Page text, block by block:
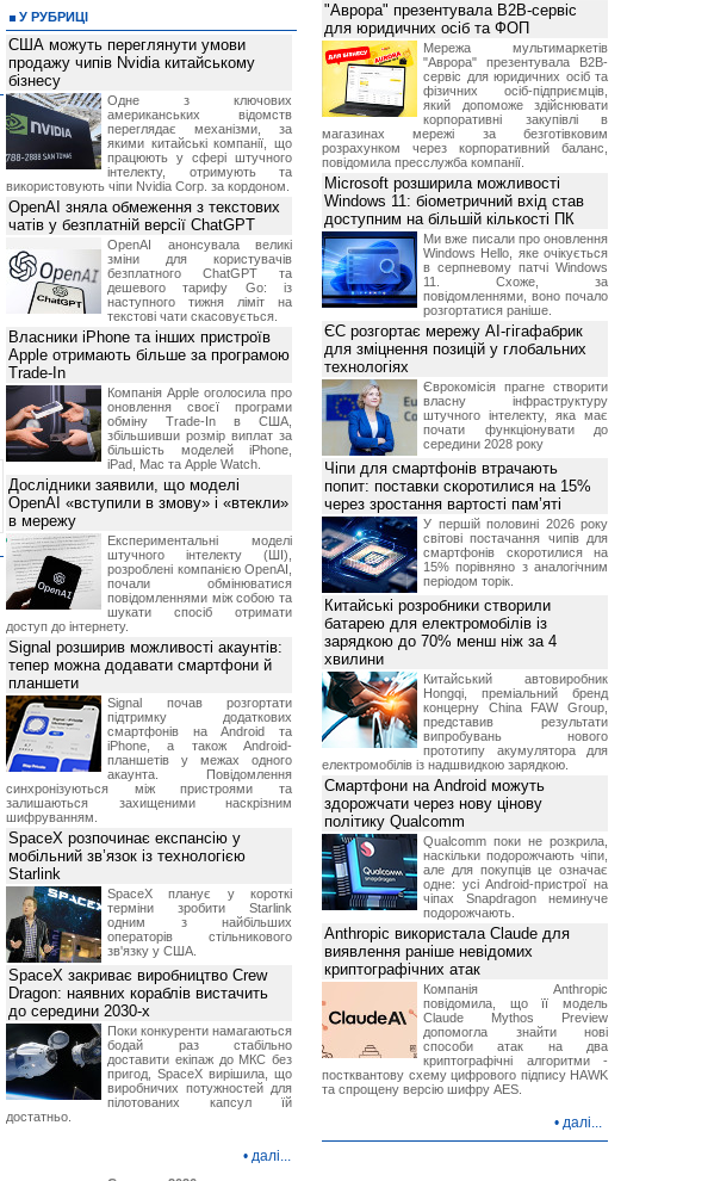
У РУБРИЦІ
США можуть переглянути умови
продажу чипів Nvidia китайському
бізнесу
Одне з ключових
американських відомств
переглядає механізми, за
якими китайські компанії, що
працюють у сфері штучного
інтелекту, отримують та
використовують чіпи Nvidia Corp. за кордоном.
OpenAI зняла обмеження з текстових
чатів у безплатній версії ChatGPT
OpenAI анонсувала великі
зміни для користувачів
безплатного ChatGPT та
дешевого тарифу Go: із
наступного тижня ліміт на
текстові чати скасовується.
Власники iPhone та інших пристроїв
Apple отримають більше за програмою
Trade-In
Компанія Apple оголосила про
оновлення своєї програми
обміну Trade-In в США,
збільшивши розмір виплат за
більшість моделей iPhone,
iPad, Mac та Apple Watch.
Дослідники заявили, що моделі
OpenAI «вступили в змову» і «втекли»
в мережу
Експериментальні моделі
штучного інтелекту (ШІ),
розроблені компанією OpenAI,
почали обмінюватися
повідомленнями між собою та
шукати спосіб отримати
доступ до інтернету.
Signal розширив можливості акаунтів:
тепер можна додавати смартфони й
планшети
Signal почав розгортати
підтримку додаткових
смартфонів на Android та
iPhone, а також Android-
планшетів у межах одного
акаунта. Повідомлення
синхронізуються між пристроями та
залишаються захищеними наскрізним
шифруванням.
SpaceX розпочинає експансію у
мобільний зв’язок із технологією
Starlink
SpaceX планує у короткі
терміни зробити Starlink
одним з найбільших
операторів стільникового
зв'язку у США.
SpaceX закриває виробництво Crew
Dragon: наявних кораблів вистачить
до середини 2030-х
Поки конкуренти намагаються
бодай раз стабільно
доставити екіпаж до МКС без
пригод, SpaceX вирішила, що
виробничих потужностей для
пілотованих капсул їй
достатньо.
• далі...
"Аврора" презентувала B2B-сервіс
для юридичних осіб та ФОП
Мережа мультимаркетів
"Аврора" презентувала B2B-
сервіс для юридичних осіб та
фізичних осіб-підприємців,
який допоможе здійснювати
корпоративні закупівлі в
магазинах мережі за безготівковим
розрахунком через корпоративний баланс,
повідомила пресслужба компанії.
Microsoft розширила можливості
Windows 11: біометричний вхід став
доступним на більшій кількості ПК
Ми вже писали про оновлення
Windows Hello, яке очікується
в серпневому патчі Windows
11. Схоже, за
повідомленнями, воно почало
розгортатися раніше.
ЄС розгортає мережу AI-гігафабрик
для зміцнення позицій у глобальних
технологіях
Єврокомісія прагне створити
власну інфраструктуру
штучного інтелекту, яка має
почати функціонувати до
середини 2028 року
Чіпи для смартфонів втрачають
попит: поставки скоротилися на 15%
через зростання вартості пам’яті
У першій половині 2026 року
світові постачання чипів для
смартфонів скоротилися на
15% порівняно з аналогічним
періодом торік.
Китайські розробники створили
батарею для електромобілів із
зарядкою до 70% менш ніж за 4
хвилини
Китайський автовиробник
Hongqi, преміальний бренд
концерну China FAW Group,
представив результати
випробувань нового
прототипу акумулятора для
електромобілів із надшвидкою зарядкою.
Смартфони на Android можуть
здорожчати через нову цінову
політику Qualcomm
Qualcomm поки не розкрила,
наскільки подорожчають чіпи,
але для покупців це означає
одне: усі Android-пристрої на
чіпах Snapdragon неминуче
подорожчають.
Anthropic використала Claude для
виявлення раніше невідомих
криптографічних атак
Компанія Anthropic
повідомила, що її модель
Claude Mythos Preview
допомогла знайти нові
способи атак на два
криптографічні алгоритми -
постквантову схему цифрового підпису HAWK
та спрощену версію шифру AES.
• далі...